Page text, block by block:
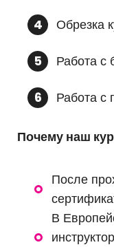
Обрезка
Работа с
Работа с
Почему наш
После
В